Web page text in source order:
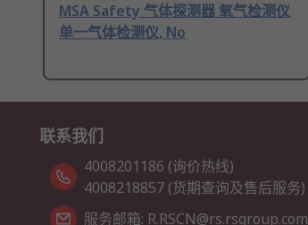
MSA Safety 气体探测器 氧气检测仪
单一气体检测仪, No
联系我们
4008201186 (询价热线)
4008218857 (货期查询及售后服务)
服务邮箱: R.RSCN@rs.rsgroup.com